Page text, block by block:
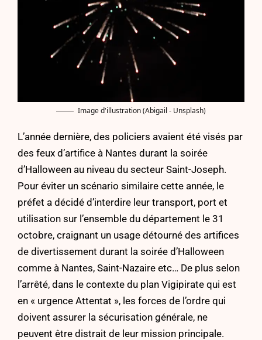
Image d'illustration (Abigail - Unsplash)
L’année dernière, des policiers avaient été visés par
des feux d’artifice à Nantes durant la soirée
d’Halloween au niveau du secteur Saint-Joseph.
Pour éviter un scénario similaire cette année, le
préfet a décidé d’interdire leur transport, port et
utilisation sur l’ensemble du département le 31
octobre, craignant un usage détourné des artifices
de divertissement durant la soirée d’Halloween
comme à Nantes, Saint-Nazaire etc… De plus selon
l’arrêté, dans le contexte du plan Vigipirate qui est
en « urgence Attentat », les forces de l’ordre qui
doivent assurer la sécurisation générale, ne
peuvent être distrait de leur mission principale.